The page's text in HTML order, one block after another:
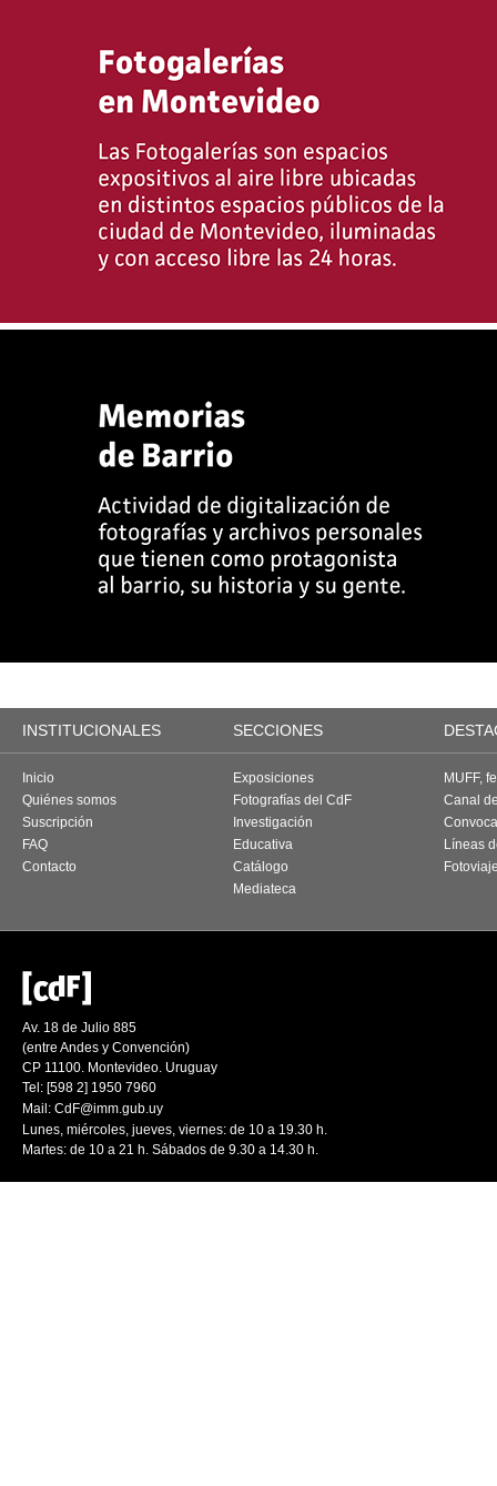
INSTITUCIONALES SECCIONES
Inicio
Quiénes somos
Suscripción
FAQ
Contacto
Exposiciones
Fotografías del CdF
Investigación
Educativa
Catálogo
Mediateca
MUFF,
Canal
Líneas
Av. 18 de Julio 885
(entre Andes y Convención)
CP 11100. Montevideo. Uruguay
Tel: [598 2] 1950 7960
Mail: CdF@imm.gub.uy
Lunes, miércoles, jueves, viernes: de 10 a 19.30 h.
Martes: de 10 a 21 h. Sábados de 9.30 a 14.30 h.